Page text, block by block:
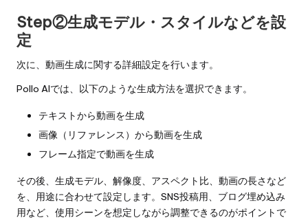
Step②生成モデル・スタイルなどを設
定
次に、動画生成に関する詳細設定を行います。
Pollo AIでは、以下のような生成方法を選択できます。
テキストから動画を生成
画像（リファレンス）から動画を生成
フレーム指定で動画を生成
その後、生成モデル、解像度、アスペクト比、動画の長さなど
を、用途に合わせて設定します。SNS投稿用、ブログ埋め込み
用など、使用シーンを想定しながら調整できるのがポイントで